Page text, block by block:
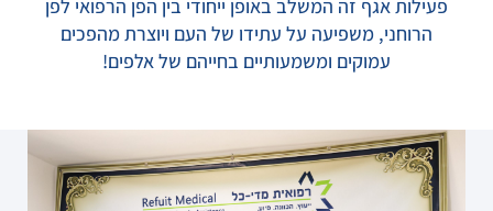
פעילות אגף זה המשלב באופן ייחודי בין הפן הרפואי לפן
הרוחני, משפיעה על עתידו של העם ויוצרת מהפכים
עמוקים ומשמעותיים בחייהם של אלפים!